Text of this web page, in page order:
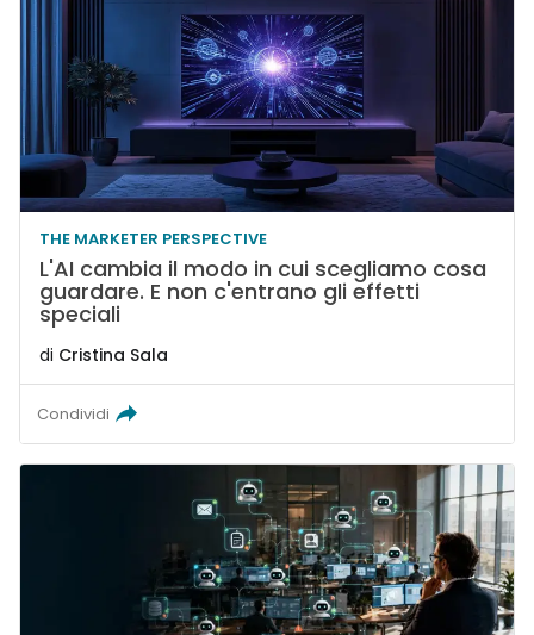
THE MARKETER PERSPECTIVE
L'AI cambia il modo in cui scegliamo cosa
guardare. E non c'entrano gli effetti
speciali
di Cristina Sala
Condividi